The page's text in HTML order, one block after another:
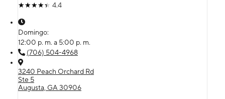
4.4
Domingo:
12:00 p. m. a 5:00 p. m.
(706) 504-4968
3240 Peach Orchard Rd
Ste 5
Augusta, GA 30906